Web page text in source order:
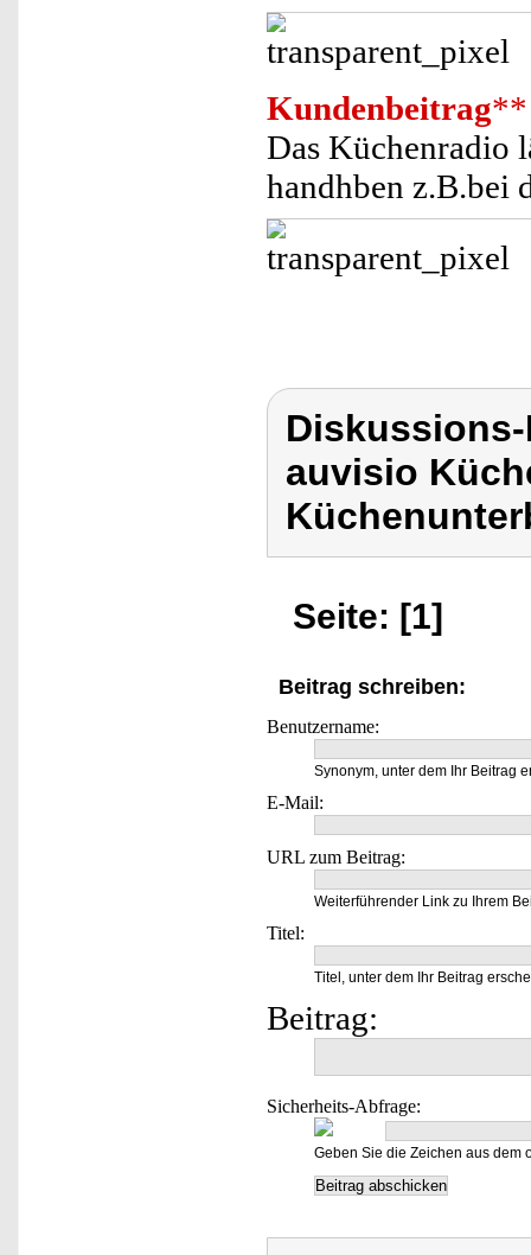
Kundenbeitrag**
Das Küchenradio
handhben z.B.bei
auvisio
Seite: [1]
Beitrag schreiben:
Benutzername:
Synonym, unter dem Ihr Beitrag
E-Mail:
URL zum Beitrag:
Weiterführender Link zu Ihrem
Titel:
Titel, unter dem Ihr Beitrag
Beitrag:
Sicherheits-Abfrage:
Geben Sie die Zeichen aus dem